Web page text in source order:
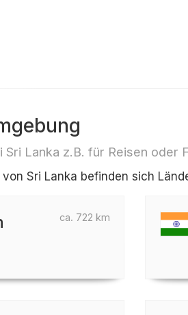
Lanka z.B. für Reisen oder
Sri Lanka befinden sich
ca. 722 km